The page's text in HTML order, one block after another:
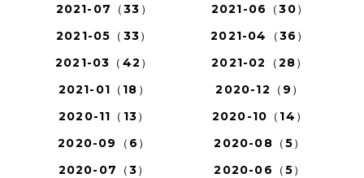
2021-07（33）
2021-06（30）
2021-05（33）
2021-04（36）
2021-03（42）
2021-02（28）
2021-01（18）
2020-12（9）
2020-11（13）
2020-10（14）
2020-09（6）
2020-08（5）
2020-07（3）
2020-06（5）